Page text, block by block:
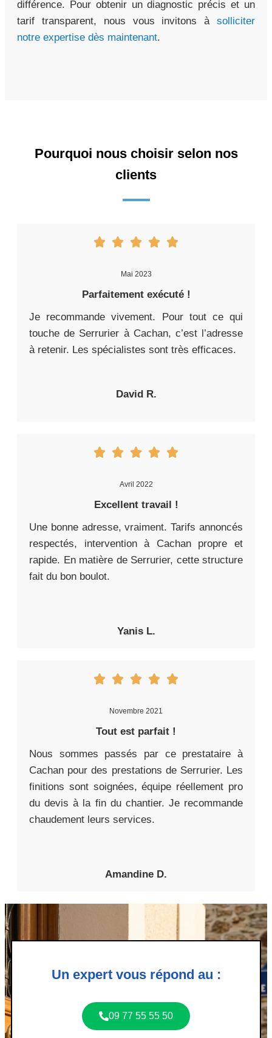
différence. Pour obtenir un diagnostic précis et un
tarif transparent, nous vous invitons à solliciter
notre expertise dès maintenant.
Pourquoi nous choisir selon nos
clients
Mai 2023
Parfaitement exécuté !
Je recommande vivement. Pour tout ce qui
touche de Serrurier à Cachan, c’est l’adresse
à retenir. Les spécialistes sont très efficaces.
David R.
Avril 2022
Excellent travail !
Une bonne adresse, vraiment. Tarifs annoncés
respectés, intervention à Cachan propre et
rapide. En matière de Serrurier, cette structure
fait du bon boulot.
Yanis L.
Novembre 2021
Tout est parfait !
Nous sommes passés par ce prestataire à
Cachan pour des prestations de Serrurier. Les
finitions sont soignées, équipe réellement pro
du devis à la fin du chantier. Je recommande
chaudement leurs services.
Amandine D.
Un expert vous répond au :
09 77 55 55 50